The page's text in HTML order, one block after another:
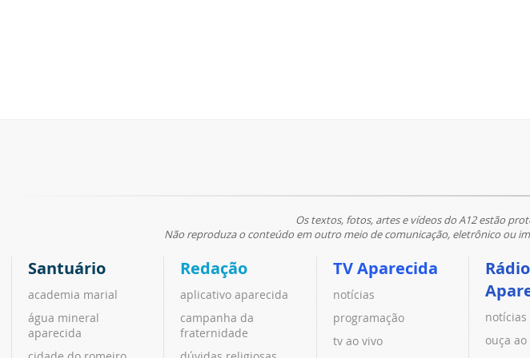
Os textos, fotos, artes e vídeos do A12 estão
Não reproduza o conteúdo em outro meio de comunicação, eletrônico ou
Santuário
academia marial
água mineral
aparecida
Redação
aplicativo aparecida
campanha da
fraternidade
TV Aparecida
notícias
programação
tv ao vivo
Rádio
notícias
ouça ao